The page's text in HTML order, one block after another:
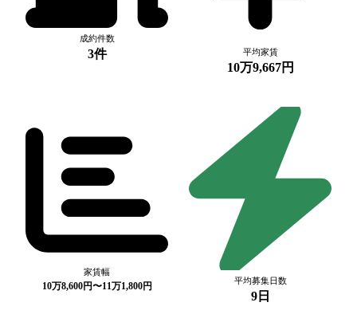
成約件数
3件 平均家賃
10万9,667円
家賃幅
10万8,600円〜11万1,800円
平均募集日数
9日